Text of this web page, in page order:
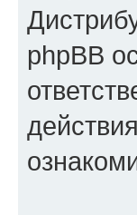
phpBB